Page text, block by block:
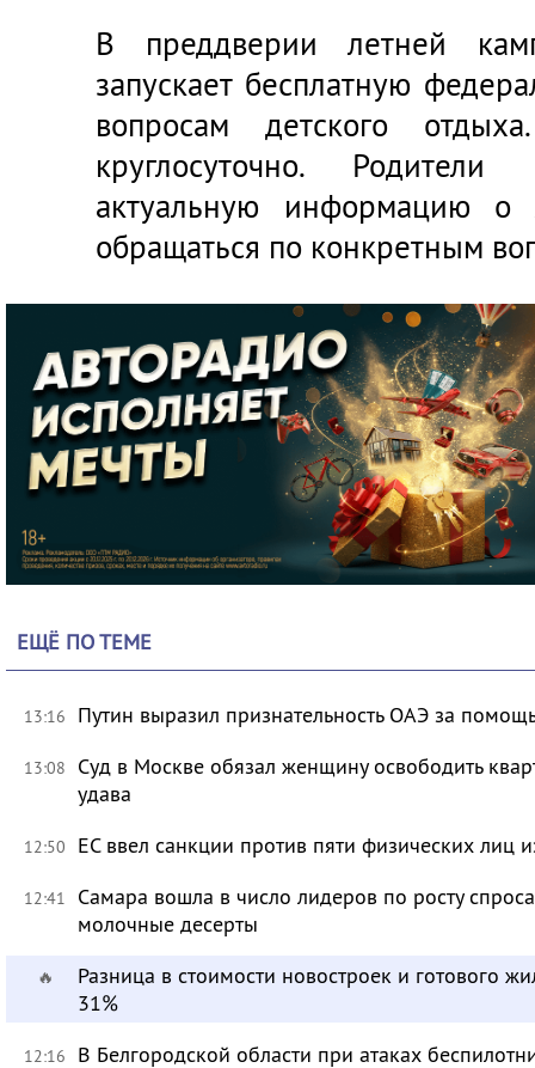
В преддверии летней
запускает бесплатную
вопросам детского
круглосуточно.
актуальную информацию о
обращаться по конкретным
ЕЩЁ ПО ТЕМЕ
13:16 Путин выразил признательность ОАЭ за
13:08
Суд в Москве обязал женщину освободить
удава
12:50 ЕС ввел санкции против пяти физических лиц
12:41
Самара вошла в число лидеров по росту
молочные десерты
🔥
Разница в стоимости новостроек и готового
31%
12:16 В Белгородской области при атаках